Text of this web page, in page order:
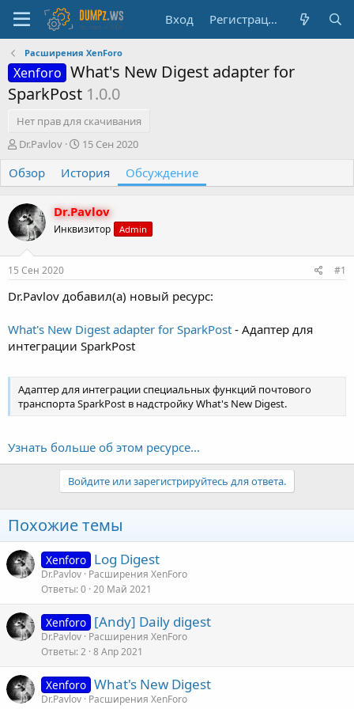
Вход Регистрация
Расширения XenForo
Xenforo What's New Digest adapter for
SparkPost 1.0.0
Нет прав для скачивания
А
т
о
р
т
е
м
ы
Dr.Pavlov
Д
т
а
а
ч
л
15 Сен 2020
Обзор История Обсуждение
Dr.Pavlov
Инквизитор Admin
15 Сен 2020 #1
Dr.Pavlov добавил(а) новый ресурс:
What's New Digest adapter for SparkPost - Адаптер для
интеграции SparkPost
Адаптер для интеграции специальных функций почтового
транспорта SparkPost в надстройку What's New Digest.
Узнать больше об этом ресурсе...
Войдите или зарегистрируйтесь для ответа.
Похожие темы
Xenforo Log Digest
Dr.Pavlov Расширения XenForo
Ответы 0 20 Май 2021
Xenforo [Andy] Daily digest
Dr.Pavlov Расширения XenForo
Ответы 2 8 Апр 2021
Xenforo What's New Digest
Dr.Pavlov Расширения XenForo